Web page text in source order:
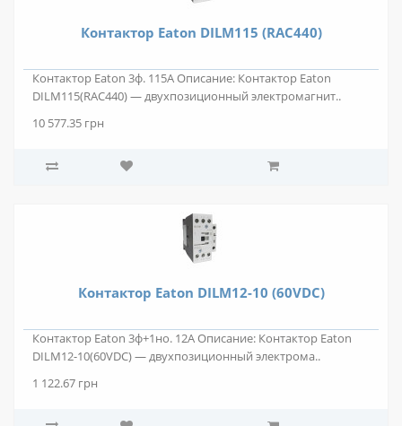
Контактор Eaton DILM115 (RAC440)
Контактор Eaton 3ф. 115А Описание: Контактор Eaton
DILM115(RAC440) — двухпозиционный электромагнит..
10 577.35 грн
Контактор Eaton DILM12-10 (60VDC)
Контактор Eaton 3ф+1но. 12А Описание: Контактор Eaton
DILM12-10(60VDC) — двухпозиционный электрома..
1 122.67 грн